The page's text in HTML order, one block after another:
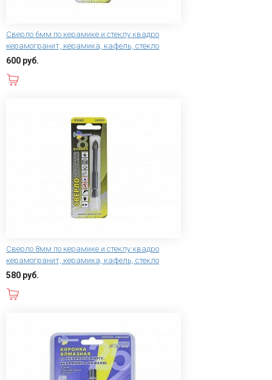
Сверло 6мм по керамике и стеклу квадро
керамогранит, керамика, кафель, стекло
600 руб.
Сверло 8мм по керамике и стеклу квадро
керамогранит, керамика, кафель, стекло
580 руб.